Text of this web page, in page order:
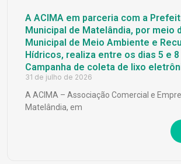
A ACIMA em parceria com a
Municipal de Matelândia, por meio
Municipal de Meio Ambiente e
Hídricos, realiza entre os dias 5 e
Campanha de coleta de lixo
31 de julho de 2026
A ACIMA – Associação Comercial e
Matelândia, em